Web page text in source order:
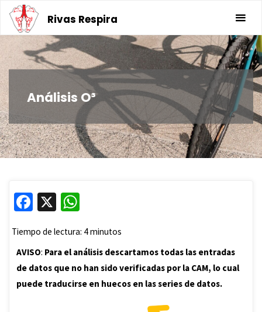
Saltar
contenido
Rivas Respira
Análisis O³
Fa
b
o
o
X
at
sA
p
Tiempo de lectura: 4minutos
AVISO: Para el análisis descartamos todas las entradas
de datos que no han sido verificadas por la CAM, lo cual
puede traducirse en huecos en las series de datos.